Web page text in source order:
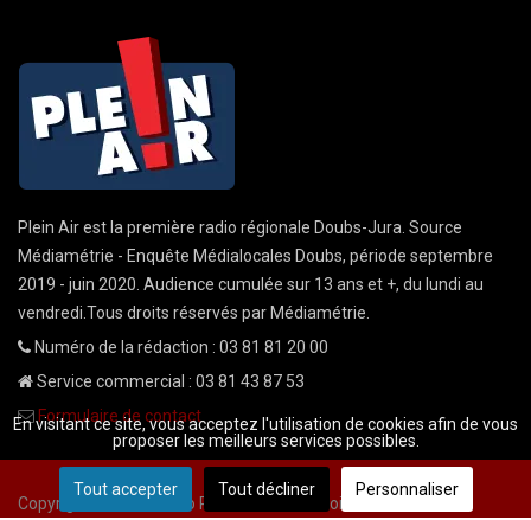
Plein Air est la première radio régionale Doubs-Jura. Source
Médiamétrie - Enquête Médialocales Doubs, période septembre
2019 - juin 2020. Audience cumulée sur 13 ans et +, du lundi au
vendredi.Tous droits réservés par Médiamétrie.
Numéro de la rédaction : 03 81 81 20 00
Service commercial : 03 81 43 87 53
Formulaire de contact
Copyright © 2026 Radio Plein Air - Tous droits réservés
En visitant ce site, vous acceptez l'utilisation de cookies afin de vous
proposer les meilleurs services possibles.
Tout accepter Tout décliner Personnaliser